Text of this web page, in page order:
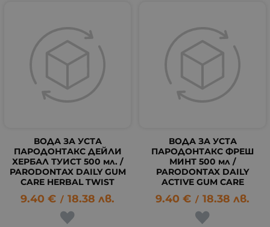
ВОДА ЗА УСТА
ПАРОДОНТАКС ДЕЙЛИ
ХЕРБАЛ ТУИСТ 500 мл. /
PARODONTAX DAILY GUM
CARE HERBAL TWIST
9.40 € / 18.38 лв.
ВОДА ЗА УСТА
ПАРОДОНТАКС ФРЕШ
МИНТ 500 мл /
PARODONTAX DAILY
ACTIVE GUM CARE
9.40 € / 18.38 лв.